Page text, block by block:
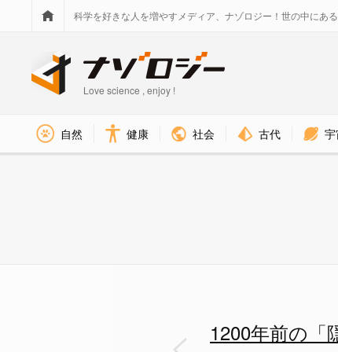
科学を好きな人を増やすメディア、ナゾロジー！世の中にあ
Love science , enjoy !
自然 健康 社会 古代
1200年前の「